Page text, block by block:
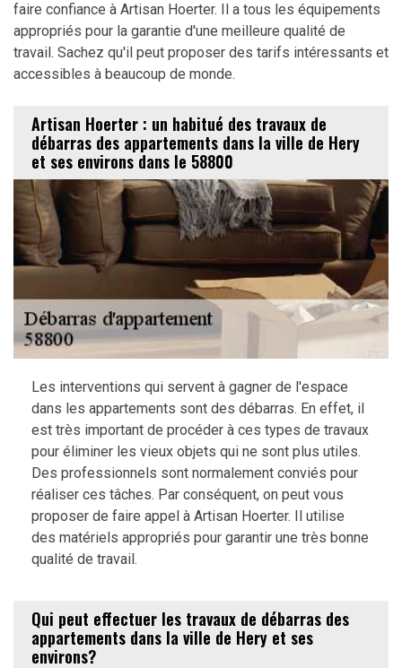
faire confiance à Artisan Hoerter. Il a tous les équipements
appropriés pour la garantie d'une meilleure qualité de
travail. Sachez qu'il peut proposer des tarifs intéressants et
accessibles à beaucoup de monde.
Artisan Hoerter : un habitué des travaux de
débarras des appartements dans la ville de Hery
et ses environs dans le 58800
Les interventions qui servent à gagner de l'espace
dans les appartements sont des débarras. En effet, il
est très important de procéder à ces types de travaux
pour éliminer les vieux objets qui ne sont plus utiles.
Des professionnels sont normalement conviés pour
réaliser ces tâches. Par conséquent, on peut vous
proposer de faire appel à Artisan Hoerter. Il utilise
des matériels appropriés pour garantir une très bonne
qualité de travail.
Qui peut effectuer les travaux de débarras des
appartements dans la ville de Hery et ses
environs?